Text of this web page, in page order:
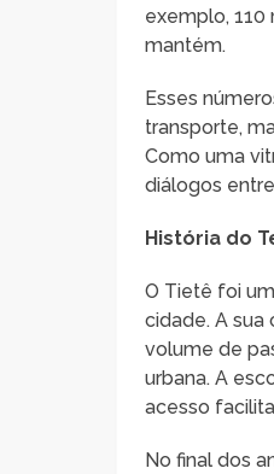
exemplo, 110
mantém.
Esses
transporte,
Como uma
diálogos
História do
O Tietê foi
cidade. A
volume de
urbana. A
acesso
No final dos